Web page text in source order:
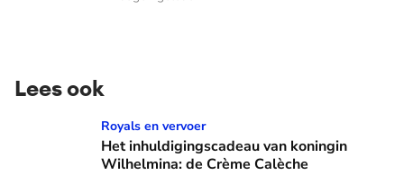
Lees ook
Het inhuldigingscadeau van koningin Wilhelmina: de
Royals en vervoer
Het inhuldigingscadeau van koningin
Wilhelmina: de Crème Calèche